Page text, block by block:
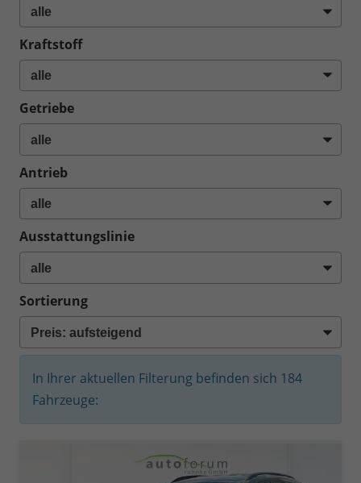
Kraftstoff
Getriebe
Antrieb
Ausstattungslinie
Sortierung
In Ihrer aktuellen Filterung befinden sich 184
Fahrzeuge: